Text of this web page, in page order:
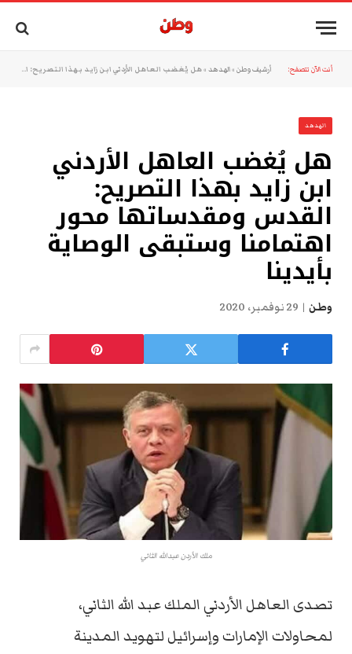
أنت الآن تتصفح: أرشيف وطن »الهدهد »هل يُغضب العاهل الأردني ابن زايد بهذا التصريح: القدس ومقدساتها محور اهتمامنا وستبقى الوصاية بأيدينا
الهدهد
هل يُغضب العاهل الأردني
ابن زايد بهذا التصريح:
القدس ومقدساتها محور
اهتمامنا وستبقى الوصاية
بأيدينا
وطن 29 نوفمبر، 2020
ملك الأردن عبدالله الثاني
تصدى العاهل الأردني الملك عبد الله الثاني،
لمحاولات الإمارات وإسرائيل لتهويد المدينة